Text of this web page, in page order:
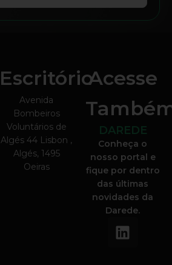
Escritório
Avenida
Bombeiros
Voluntários de
Algés 44 Lisbon ,
Algés, 1495
Oeiras
Acesse
DAREDE
Conheça o
nosso portal e
fique por dentro
das últimas
novidades da
Darede.
L
i